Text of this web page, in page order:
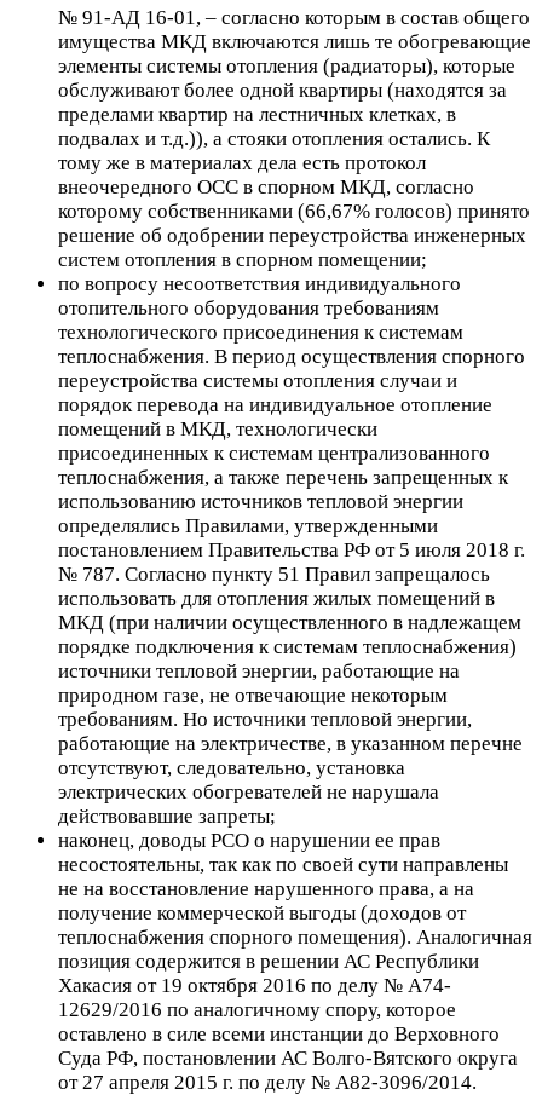
№ 91-АД 16-01, – согласно которым в состав общего
имущества МКД включаются лишь те обогревающие
элементы системы отопления (радиаторы), которые
обслуживают более одной квартиры (находятся за
пределами квартир на лестничных клетках, в
подвалах и т.д.)), а стояки отопления остались. К
тому же в материалах дела есть протокол
внеочередного ОСС в спорном МКД, согласно
которому собственниками (66,67% голосов) принято
решение об одобрении переустройства инженерных
систем отопления в спорном помещении;
по вопросу несоответствия индивидуального
отопительного оборудования требованиям
технологического присоединения к системам
теплоснабжения. В период осуществления спорного
переустройства системы отопления случаи и
порядок перевода на индивидуальное отопление
помещений в МКД, технологически
присоединенных к системам централизованного
теплоснабжения, а также перечень запрещенных к
использованию источников тепловой энергии
определялись Правилами, утвержденными
постановлением Правительства РФ от 5 июля 2018 г.
№ 787. Согласно пункту 51 Правил запрещалось
использовать для отопления жилых помещений в
МКД (при наличии осуществленного в надлежащем
порядке подключения к системам теплоснабжения)
источники тепловой энергии, работающие на
природном газе, не отвечающие некоторым
требованиям. Но источники тепловой энергии,
работающие на электричестве, в указанном перечне
отсутствуют, следовательно, установка
электрических обогревателей не нарушала
действовавшие запреты;
наконец, доводы РСО о нарушении ее прав
несостоятельны, так как по своей сути направлены
не на восстановление нарушенного права, а на
получение коммерческой выгоды (доходов от
теплоснабжения спорного помещения). Аналогичная
позиция содержится в решении АС Республики
Хакасия от 19 октября 2016 по делу № А74-
12629/2016 по аналогичному спору, которое
оставлено в силе всеми инстанции до Верховного
Суда РФ, постановлении АС Волго-Вятского округа
от 27 апреля 2015 г. по делу № А82-3096/2014.